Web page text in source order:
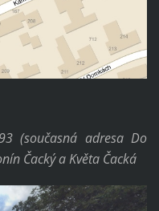
(současná adresa Do
Čacký a Květa Čacká